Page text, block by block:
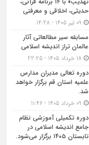
حدیثی، اخلاقی و معرفتی
مسابقه سیر مطالعاتی آثار
عالمان تراز اندیشه اسلامی
دوره تعالی مدیران مدارس
علمیه استان قم برگزار خواهد
شد.
دوره تکمیلی آموزشی نظام
جامع اندیشه اسلامی در
تابستان ۱۴۰۵ برگزار می‌شود.